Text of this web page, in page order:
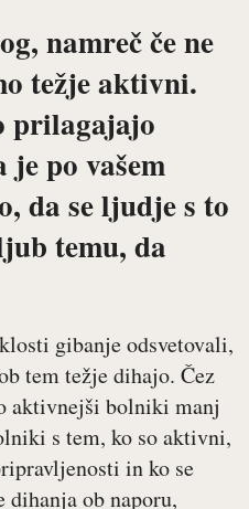
namreč če ne
težje aktivni.
prilagajajo
po vašem
da se ljudje s to
temu, da
gibanje odsvetovali,
tem težje dihajo. Čez
aktivnejši bolniki manj
s tem, ko so aktivni,
in ko se
dihanja ob naporu,